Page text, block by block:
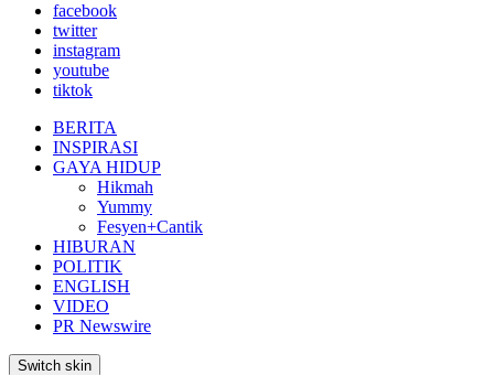
facebook
twitter
instagram
youtube
tiktok
BERITA
INSPIRASI
GAYA HIDUP
Hikmah
Yummy
Fesyen+Cantik
HIBURAN
POLITIK
ENGLISH
VIDEO
PR Newswire
Switch skin